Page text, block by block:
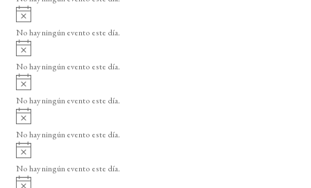
i
o
A
v
i
o
No hay ningún evento este día.
A
v
i
o
No hay ningún evento este día.
A
v
i
o
No hay ningún evento este día.
A
v
i
o
No hay ningún evento este día.
A
v
i
No hay ningún evento este día.
A